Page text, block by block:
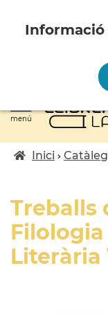
contingut
menú
Fil
Inici Catàleg
Treballs
Literària
personal amb
Funcionalitat,
Més informació
Canviar